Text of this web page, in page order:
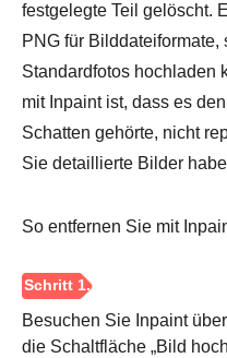
festgelegte Teil gelöscht.
PNG für
Standardfotos hochladen
mit Inpaint ist, dass es
Schatten gehörte, nicht
Sie detaillierte Bilder
So entfernen Sie mit
Besuchen Sie Inpaint
die Schaltfläche „Bild